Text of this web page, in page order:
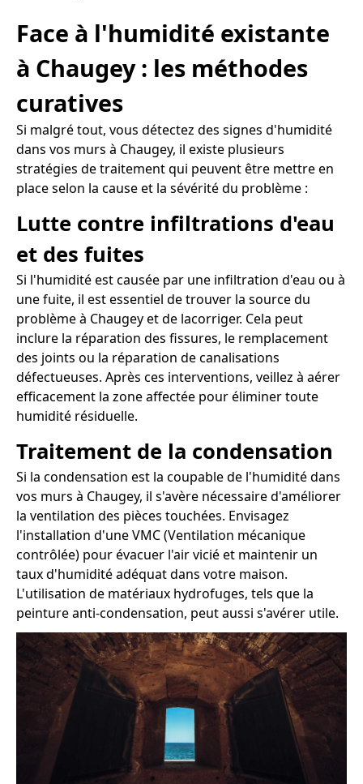
Face à l'humidité existante
à Chaugey : les méthodes
curatives
Si malgré tout, vous détectez des signes d'humidité
dans vos murs à Chaugey, il existe plusieurs
stratégies de traitement qui peuvent être mettre en
place selon la cause et la sévérité du problème :
Lutte contre infiltrations d'eau
et des fuites
Si l'humidité est causée par une infiltration d'eau ou à
une fuite, il est essentiel de trouver la source du
problème à Chaugey et de lacorriger. Cela peut
inclure la réparation des fissures, le remplacement
des joints ou la réparation de canalisations
défectueuses. Après ces interventions, veillez à aérer
efficacement la zone affectée pour éliminer toute
humidité résiduelle.
Traitement de la condensation
Si la condensation est la coupable de l'humidité dans
vos murs à Chaugey, il s'avère nécessaire d'améliorer
la ventilation des pièces touchées. Envisagez
l'installation d'une VMC (Ventilation mécanique
contrôlée) pour évacuer l'air vicié et maintenir un
taux d'humidité adéquat dans votre maison.
L'utilisation de matériaux hydrofuges, tels que la
peinture anti-condensation, peut aussi s'avérer utile.